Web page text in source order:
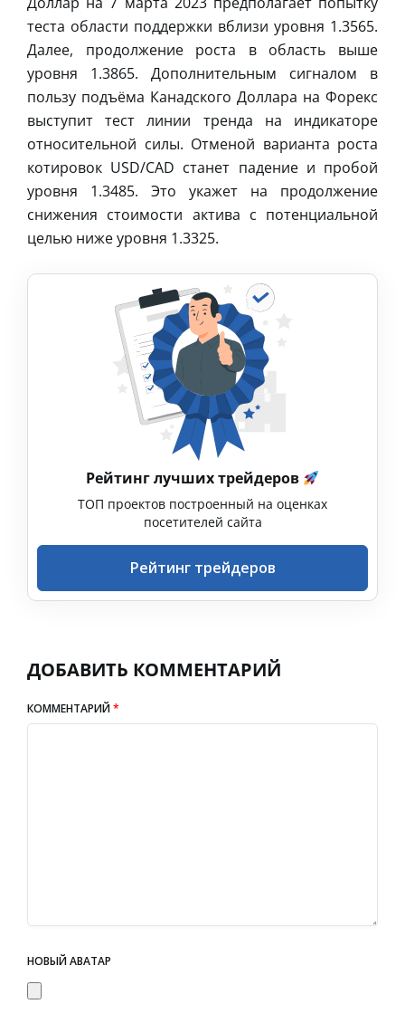
теста области поддержки вблизи уровня 1.3565.
Далее, продолжение роста в область выше
уровня 1.3865. Дополнительным сигналом в
пользу подъёма Канадского Доллара на Форекс
выступит тест линии тренда на индикаторе
относительной силы. Отменой варианта роста
котировок USD/CAD станет падение и пробой
уровня 1.3485. Это укажет на продолжение
снижения стоимости актива с потенциальной
целью ниже уровня 1.3325.
Рейтинг лучших трейдеров
ТОП проектов построенный на оценках
посетителей сайта
Рейтинг трейдеров
ДОБАВИТЬ КОММЕНТАРИЙ
КОММЕНТАРИЙ*
НОВЫЙ АВАТАР